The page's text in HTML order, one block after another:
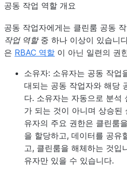
공동 작업 역할 개요
공동 작업자에게는 클린룸 공동
작업 역할중 하나 이상이 있습니
은 RBAC 역할 이 아닌 일련의 권
소유자: 소유자는 공동 작업
대되는 공동 작업자와 해당
다. 소유자는 자동으로 분석
가 되는 것이 아니며 상승된
유자의 주요 권한은 클린룸
을 할당하고, 데이터를 공유
고, 클린룸을 해체하는 것입
유자만 있을 수 있습니다.